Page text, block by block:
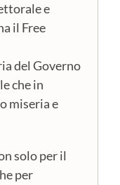
e
il Free
del Governo
che in
miseria e
solo per il
per